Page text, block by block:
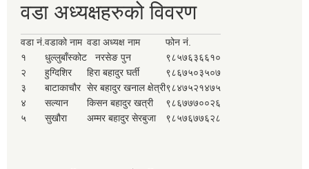
वडा अध्यक्षहरुको विवरण
वडा नं.वडाको नाम वडा अध्यक्ष नाम
फोन नं.
१
धुल्लुबाँस्कोट नरसेङ पुन
९८५७६३६६१०
२
हुग्दिशिर हिरा बहादुर घर्ती
९८६७५०३५०७
३
बाटाकाचौर सेर बहादुर खनाल क्षेत्री९८४७५२१४७५
४
सल्यान किसन बहादुर खत्री
९८६७७७००२६
५
सुखौरा अम्मर बहादुर सेरबुजा ९८५७६७७६२८